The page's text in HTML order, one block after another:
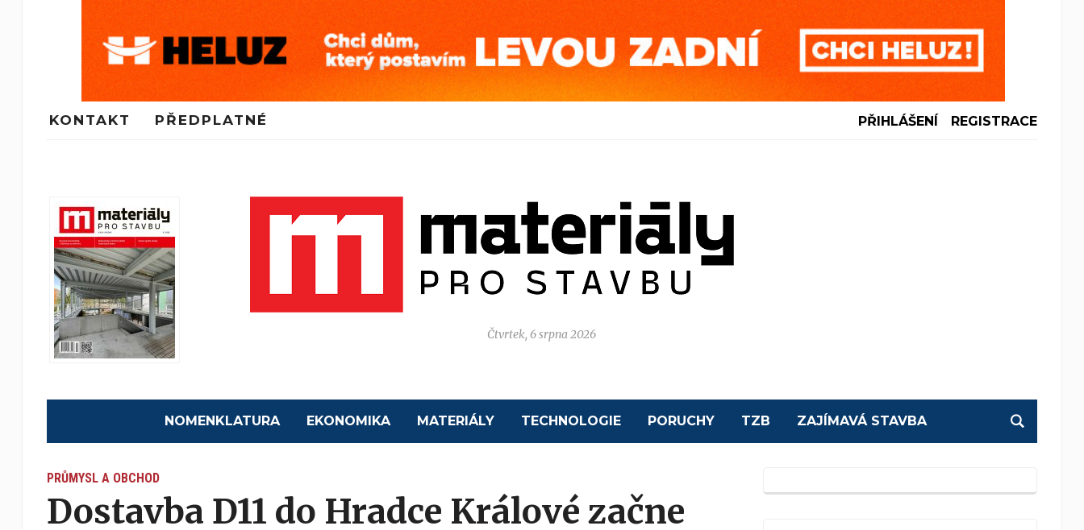
KONTAKT PŘEDPLATNÉ PŘIHLÁŠENÍ REGISTRACE
Čtvrtek, 6 srpna 2026
NOMENKLATURA EKONOMIKA MATERIÁLY TECHNOLOGIE PORUCHY TZB ZAJÍMAVÁ STAVBA
PRŮMYSL A OBCHOD
Dostavba D11 do Hradce Králové začne